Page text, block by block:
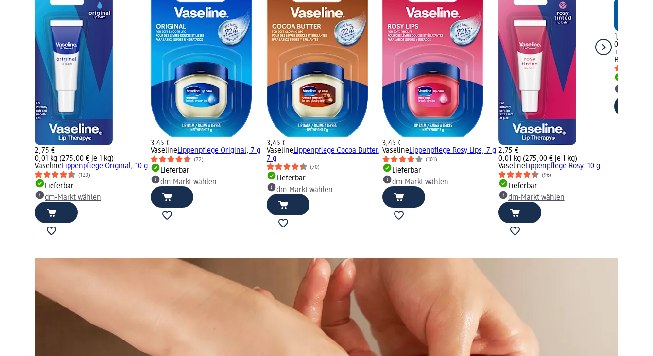
2,75 €
0,01 kg (275,00 € je 1 kg)
VaselineLippenpflege Original, 10 g
(120)
Lieferbar
dm-Markt wählen
3,45 €
VaselineLippenpflege Original, 7 g
(72)
Lieferbar
dm-Markt wählen
3,45 €
VaselineLippenpflege Cocoa Butter,
7 g
(70)
Lieferbar
dm-Markt wählen
3,45 €
VaselineLippenpflege Rosy Lips, 7 g
(101)
Lieferbar
dm-Markt wählen
2,75 €
0,01 kg (275,00 € je 1 kg)
VaselineLippenpflege Rosy, 10 g
(96)
Lieferbar
dm-Markt wählen
1,15 €
0,125 l
+1 weitere
Balea